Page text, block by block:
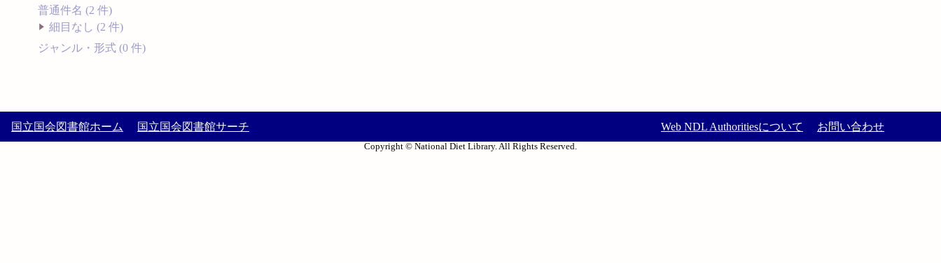
普通件名 (2 件)
細目なし (2 件)
ジャンル・形式 (0 件)
国立国会図書館ホーム 国立国会図書館サーチ Web NDL Authoritiesについて お問い合わせ
Copyright © National Diet Library. All Rights Reserved.